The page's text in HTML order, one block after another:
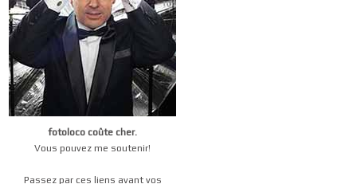
fotoloco coûte cher.
Vous pouvez me soutenir!
Passez par ces liens avant vos